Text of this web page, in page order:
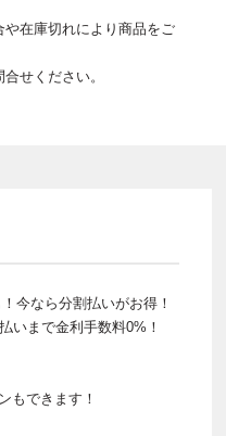
在庫切れにより商品をご
せください。
今なら分割払いがお得！
いまで金利手数料0%！
もできます！